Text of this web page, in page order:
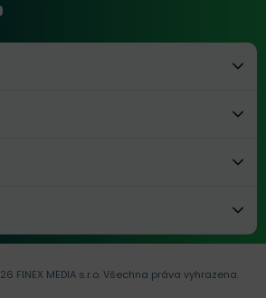
FINEX MEDIA s.r.o.Všechna práva vyhrazena.